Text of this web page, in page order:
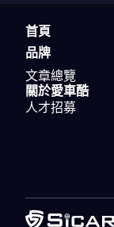
首頁
品牌
文章總覽
關於愛車酷
人才招募